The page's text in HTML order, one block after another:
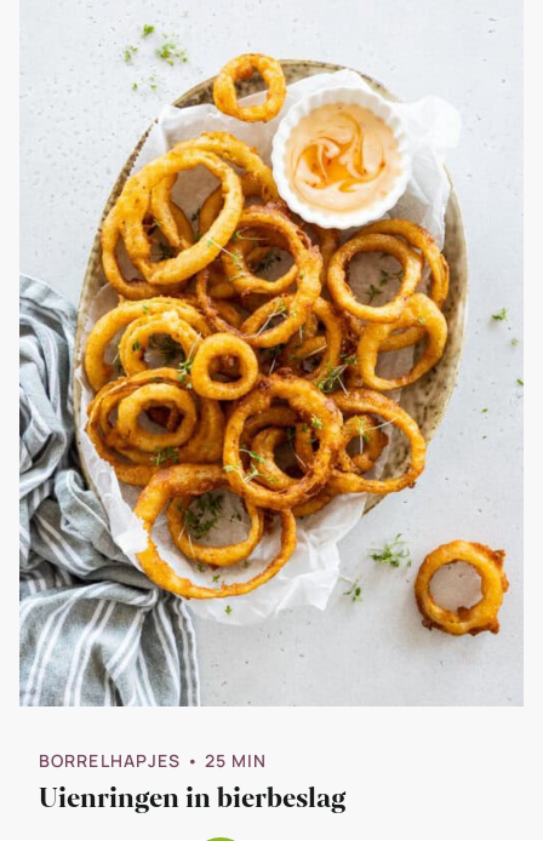
BORRELHAPJES • 25 MIN
Uienringen in bierbeslag